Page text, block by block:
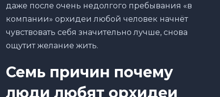
даже после очень недолгого пребывания «в
компании» орхидеи любой человек начнёт
чувствовать себя значительно лучше, снова
ощутит желание жить.
Семь причин почему
люди любят орхидеи